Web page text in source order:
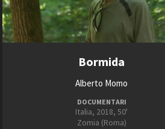
Bormida
Alberto Momo
DOCUMENTARI
Italia, 2018, 50'
Zomia (Roma)